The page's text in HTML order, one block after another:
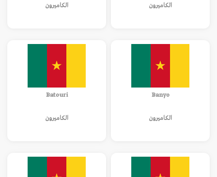
الكاميرون الكاميرون
Banyo
الكاميرون
Batouri
الكاميرون